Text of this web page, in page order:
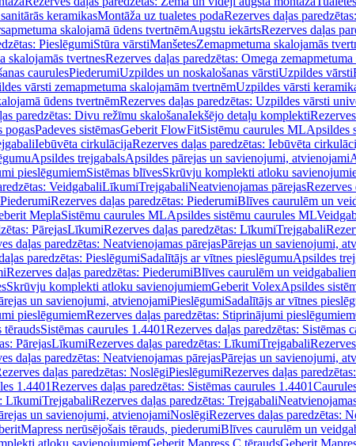
keramikasMontāža uz tualetes podaRezerves daļas
skalojamā ūdens tvertnēmAugstu iekārtsRezerves daļas
PieslēgumiStūra vārstiManšetesZemapmetuma skalojamās
skalojamās tvertnesRezerves daļas paredzētas: Omega
caurulesPiederumiUzpildes un noskalošanas vārstiUzpildes vārsti
vārsti zemapmetuma skalojamām tvertnēmUzpildes vārsti
ūdens tvertnēmRezerves daļas paredzētas: Uzpildes vārsti
paredzētas: Divu režīmu skalošanaIekšējo detaļu komplekti
pogasPadeves sistēmasGeberit FlowFitSistēmu caurules MLApsildes
Iebūvēta cirkulācijaRezerves daļas paredzētas: Iebūvēta
Apsildes trejgabalsApsildes pārejas un savienojumi, atvienojami
pieslēgumiemSistēmas blīvesSkrūvju komplekti atloku
VeidgabaliLīkumiTrejgabaliNeatvienojamas pārejasRezerves
PiederumiRezerves daļas paredzētas: PiederumiBlīves caurulēm un
MeplaSistēmu caurules MLApsildes sistēmu caurules ML
PārejasLīkumiRezerves daļas paredzētas: LīkumiTrejgabali
daļas paredzētas: Neatvienojamas pārejasPārejas un savienojumi,
paredzētas: PieslēgumiSadalītājs ar vītnes pieslēgumuApsildes
Rezerves daļas paredzētas: PiederumiBlīves caurulēm un
Skrūvju komplekti atloku savienojumiemGeberit VolexApsildes
un savienojumi, atvienojamiPieslēgumiSadalītājs ar vītnes
pieslēgumiemRezerves daļas paredzētas: Stiprinājumi pieslēgumiem
tēraudsSistēmas caurules 1.4401Rezerves daļas paredzētas: Sistēmas
PārejasLīkumiRezerves daļas paredzētas: LīkumiTrejgabali
daļas paredzētas: Neatvienojamas pārejasPārejas un savienojumi,
daļas paredzētas: NoslēgiPieslēgumiRezerves daļas
1.4401Rezerves daļas paredzētas: Sistēmas caurules 1.4401
LīkumiTrejgabaliRezerves daļas paredzētas: Trejgabali
un savienojumi, atvienojamiNoslēgiRezerves daļas paredzētas:
nerūsējošais tērauds, piederumiBlīves caurulēm un
atloku savienojumiemGeberit Mapress C tēraudsGeberit